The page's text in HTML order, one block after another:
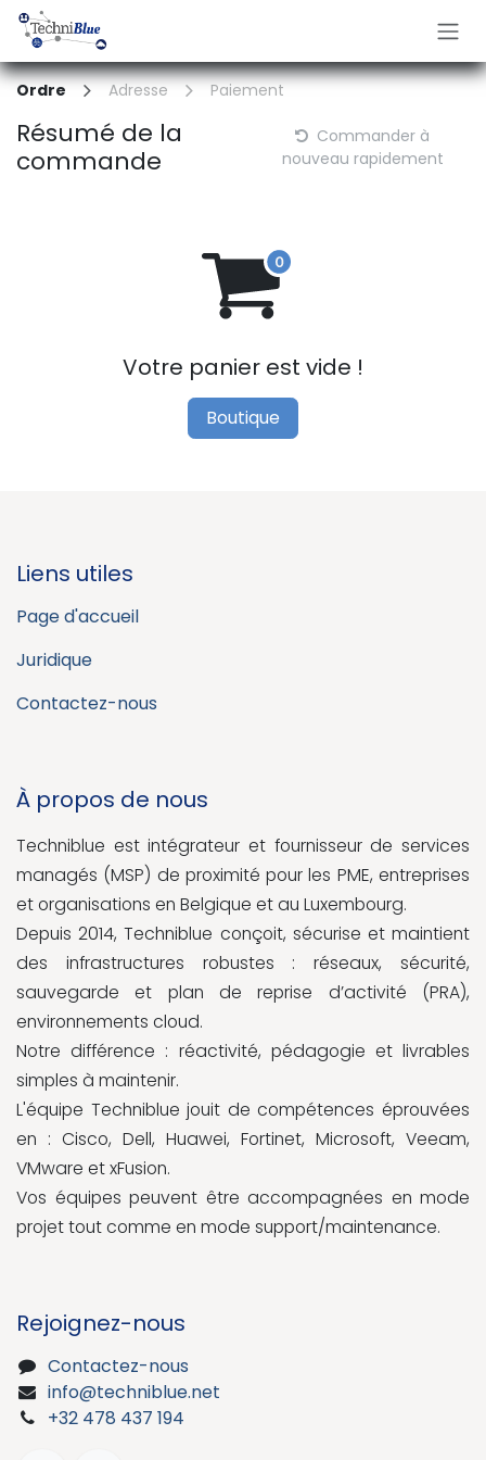
Se rendre au contenu
Ordre Adresse Paiement
Résumé de la
commande
Commander à
nouveau rapidement
Votre panier est vide !
Boutique
Liens utiles
Page d'accueil
Juridique
Contactez-nous
À propos de nous
Techniblue est intégrateur et fournisseur de services
managés (MSP) de proximité pour les PME, entreprises
et organisations en Belgique et au Luxembourg.
Depuis 2014, Techniblue conçoit, sécurise et maintient
des infrastructures robustes : réseaux, sécurité,
sauvegarde et plan de reprise d’activité (PRA),
environnements cloud.
Notre différence : réactivité, pédagogie et livrables
simples à maintenir.
L'équipe Techniblue jouit de compétences éprouvées
en : Cisco, Dell, Huawei, Fortinet, Microsoft, Veeam,
VMware et xFusion.
Vos équipes peuvent être accompagnées en mode
projet tout comme en mode support/maintenance.
Rejoignez-nous
Contactez-nous
info@techniblue.net
+32 478 437 194